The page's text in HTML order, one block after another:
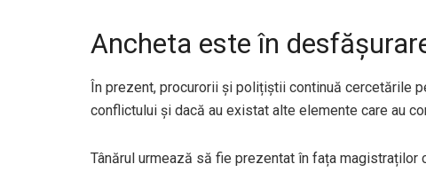
Ancheta este în
În prezent, procurorii și polițiștii continuă cercetările
conflictului și dacă au existat alte elemente care au
Tânărul urmează să fie prezentat în fața magistraților